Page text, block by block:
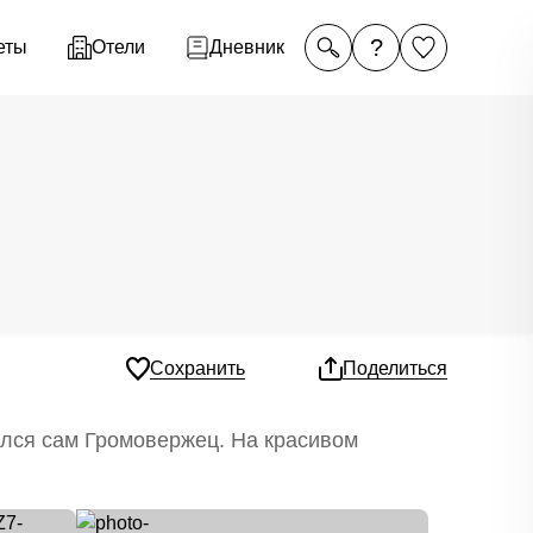
Отели Дневник ?
Сохранить Поделиться
сам Громовержец. На красивом